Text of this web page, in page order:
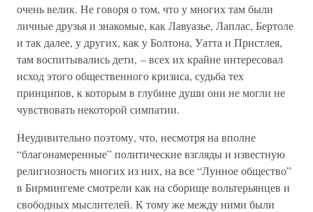
очень велик. Не говоря о том, что у многих там были
личные друзья и знакомые, как Лавуазье, Лаплас, Бертоле
и так далее, у других, как у Болтона, Уатта и Пристлея,
там воспитывались дети, – всех их крайне интересовал
исход этого общественного кризиса, судьба тех
принципов, к которым в глубине души они не могли не
чувствовать некоторой симпатии.
Неудивительно поэтому, что, несмотря на вполне
“благонамеренные” политические взгляды и известную
религиозность многих из них, на все “Лунное общество”
в Бирмингеме смотрели как на сборище вольтерьянцев и
свободных мыслителей. К тому же между ними были